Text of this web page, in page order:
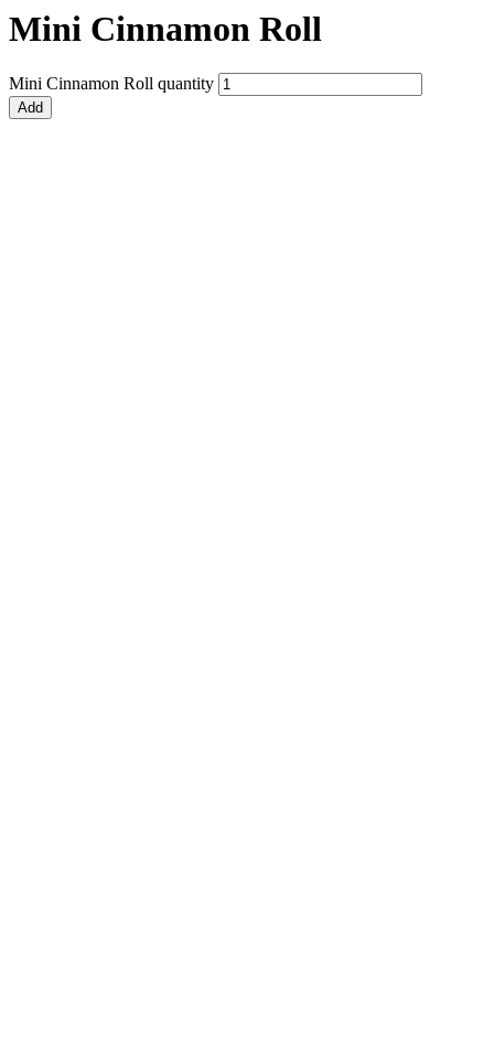
Mini Cinnamon Roll
Mini Cinnamon Roll quantity
Add